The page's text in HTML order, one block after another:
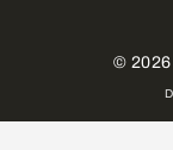
© 2026